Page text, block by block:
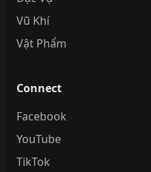
Vũ Khí
Vật Phẩm
Connect
Facebook
YouTube
TikTok